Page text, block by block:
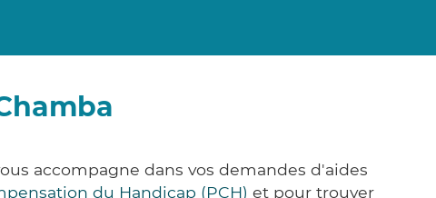
accompagne dans vos demandes d'aides
du Handicap (PCH) et pour trouver